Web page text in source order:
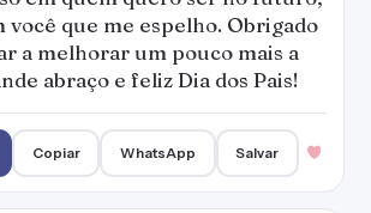
você que me espelho. Obrigado
a melhorar um pouco mais a
abraço e feliz Dia dos Pais!
Copiar WhatsApp Salvar